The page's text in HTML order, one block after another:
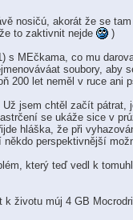
nosičú, akorát že se
to zaktivnit nejde
)
MEčkama, co mu
soubory, aby
200 let neměl v ruce ani
jsem chtěl začít
se ukáže sice v
hláška, že při
někdo perspektivnější
který teď vedl k
životu múj 4 GB